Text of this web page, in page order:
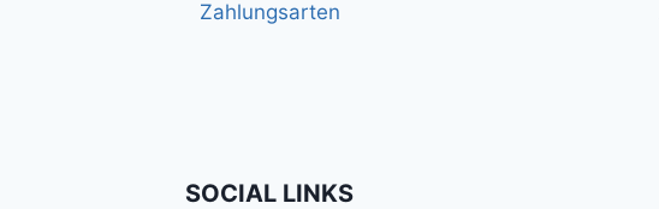
Zahlungsarten
SOCIAL LINKS